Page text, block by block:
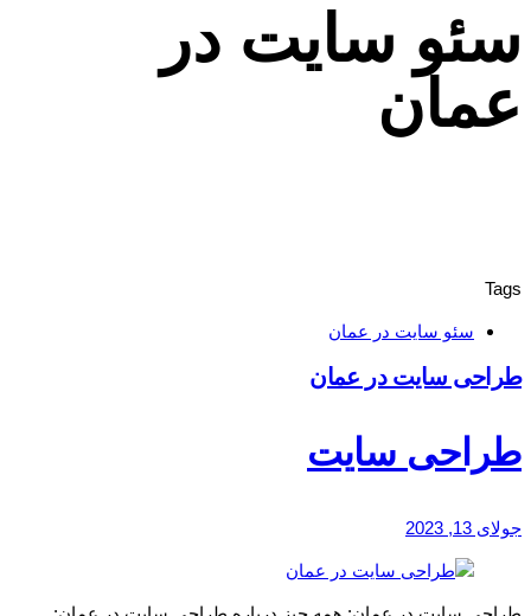
سئو سایت در
عمان
Tags
سئو سایت در عمان
طراحی سایت در عمان
طراحی سایت
جولای 13, 2023